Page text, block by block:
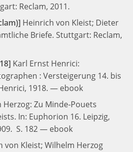
Reclam, 2011.
Heinrich von Kleist; Dieter
Briefe. Stuttgart: Reclam,
Karl Ernst Henrici:
: Versteigerung 14. bis
1918. — ebook
Herzog: Zu Minde-Pouets
In: Euphorion 16. Leipzig,
S. 182— ebook
von Kleist; Wilhelm Herzog